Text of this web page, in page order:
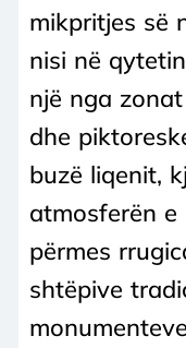
mikpritjes së
nisi në
një nga
dhe
buzë liqenit,
atmosferën
përmes
shtëpive